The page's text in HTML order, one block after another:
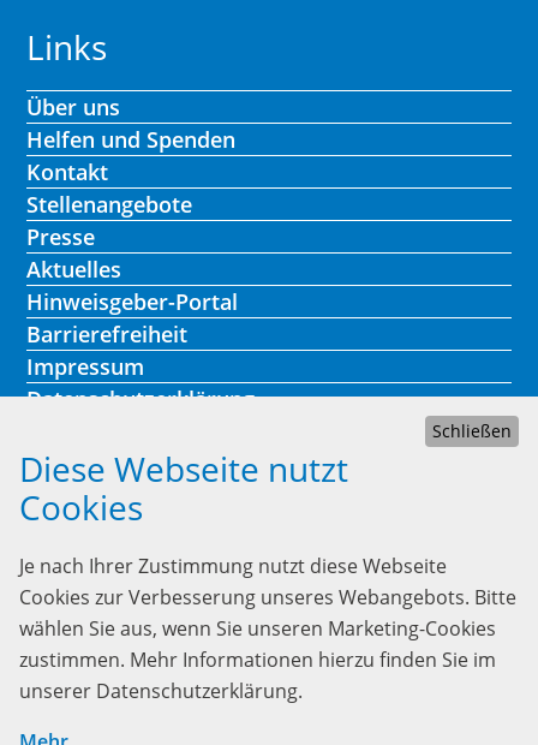
Schließen
Diese Webseite nutzt
Cookies
Je nach Ihrer Zustimmung nutzt diese Webseite
Cookies zur Verbesserung unseres Webangebots. Bitte
wählen Sie aus, wenn Sie unseren Marketing-Cookies
zustimmen. Mehr Informationen hierzu finden Sie im
unserer Datenschutzerklärung.
Links
Über uns
Helfen und Spenden
Kontakt
Stellenangebote
Presse
Aktuelles
Hinweisgeber-Portal
Barrierefreiheit
Impressum
Datenschutzerklärung
Kontakt
Lebenshilfe Heidelberg
Heinrich-Fuchs-Str. 73
69126 Heidelberg
Telefon:06221/339 23-0
gst@lebenshilfe-heidelberg.de